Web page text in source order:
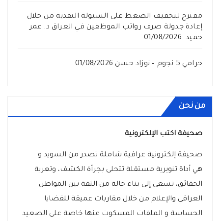
مقترح لتخفيف الضغط على السيولة النقدية من خلال
إعادة جدولة صرف رواتب الموظفين في العراق د. عمر
حميد 01/08/2026
حرامي 5 نجوم – نوزاد حسن 01/08/2026
من نحن
صحيفة اكتب الإلكترونية
صحيفة إلكترونية عراقية شاملة تصدر من السويد و
هي أداة تنويرية مستقلة تتحلى بجرأة الكشف، وتعرية
الحقائق، تسعى إلى بناء حالة من الثقة بين المواطن
العراقي والإعلام من خلال مقاربات عميقة للقضايا
الحساسة و الملفات المسكوت عنها خاصة على الصعيد